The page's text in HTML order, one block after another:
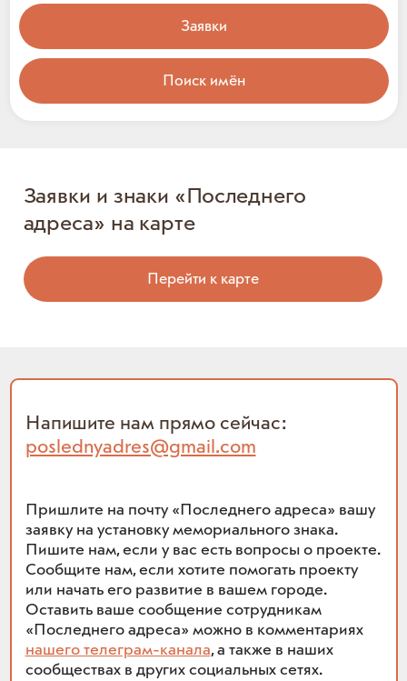
Заявки
Поиск имён
Заявки и знаки «Последнего
адреса» на карте
Перейти к карте
Напишите нам прямо сейчас:
poslednyadres@gmail.com
Пришлите на почту «Последнего адреса» вашу
заявку на установку мемориального знака.
Пишите нам, если у вас есть вопросы о проекте.
Сообщите нам, если хотите помогать проекту
или начать его развитие в вашем городе.
Оставить ваше сообщение сотрудникам
«Последнего адреса» можно в комментариях
нашего телеграм-канала, а также в наших
сообществах в других социальных сетях.